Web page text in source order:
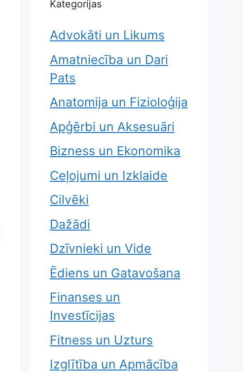
Kategorijas
Advokāti un Likums
Amatniecība un Dari
Pats
Anatomija un Fizioloģija
Apģērbi un Aksesuāri
Bizness un Ekonomika
Ceļojumi un Izklaide
Cilvēki
Dažādi
Dzīvnieki un Vide
Ēdiens un Gatavošana
Finanses un
Investīcijas
Fitness un Uzturs
Izglītība un Apmācība